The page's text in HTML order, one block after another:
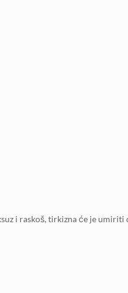
i raskoš, tirkizna će je